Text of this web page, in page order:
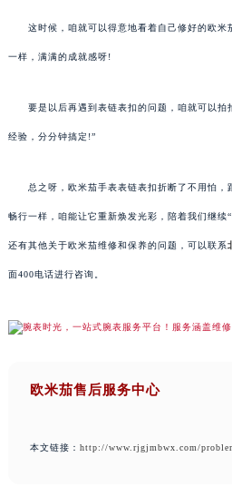
这时候，咱就可以得意地看着自己修好的欧米
一样，满满的成就感呀!
要是以后再遇到表链表扣的问题，咱就可以拍
经验，分分钟搞定!”
总之呀，欧米茄手表表链表扣折断了不用怕，
畅行一样，咱能让它重新焕发光彩，陪着我们继
还有其他关于欧米茄维修和保养的问题，可以联系
面400电话进行咨询。
欧米茄售后服务中心
本文链接： http://www.rjgjmbwx.com/